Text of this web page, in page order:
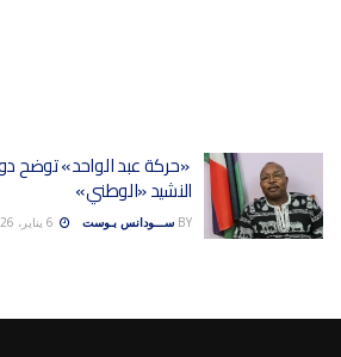
«حركة عبد الواحد» توضح
النشيد «الوطني»
BY ســـودانس بـوست